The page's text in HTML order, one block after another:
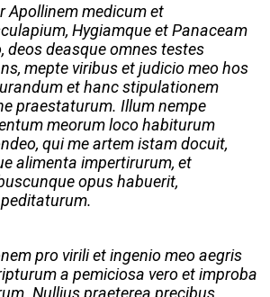
Apollinem medicum et
Hygiamque et Panaceam
deos deasque omnes testes
mepte viribus et judicio meo hos
et hanc stipulationem
praestaturum. Illum nempe
meorum loco habiturum
qui me artem istam docuit,
alimenta impertirurum, et
opus habuerit,
pro virili et ingenio meo aegris
a pemiciosa vero et improba
Nullius praeterea precibus